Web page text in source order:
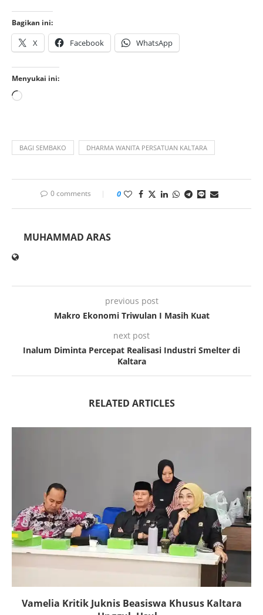
Bagikan ini:
X Facebook WhatsApp
Menyukai ini:
BAGI SEMBAKO DHARMA WANITA PERSATUAN KALTARA
0 comments 0
MUHAMMAD ARAS
previous post
Makro Ekonomi Triwulan I Masih Kuat
next post
Inalum Diminta Percepat Realisasi Industri Smelter di
Kaltara
RELATED ARTICLES
Vamelia Kritik Juknis Beasiswa Khusus Kaltara